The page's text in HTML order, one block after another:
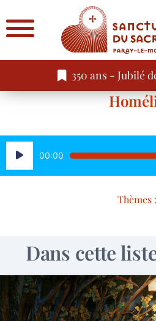
350 ans - Jubilé
audio
00:00
Thèmes :
Dans cette